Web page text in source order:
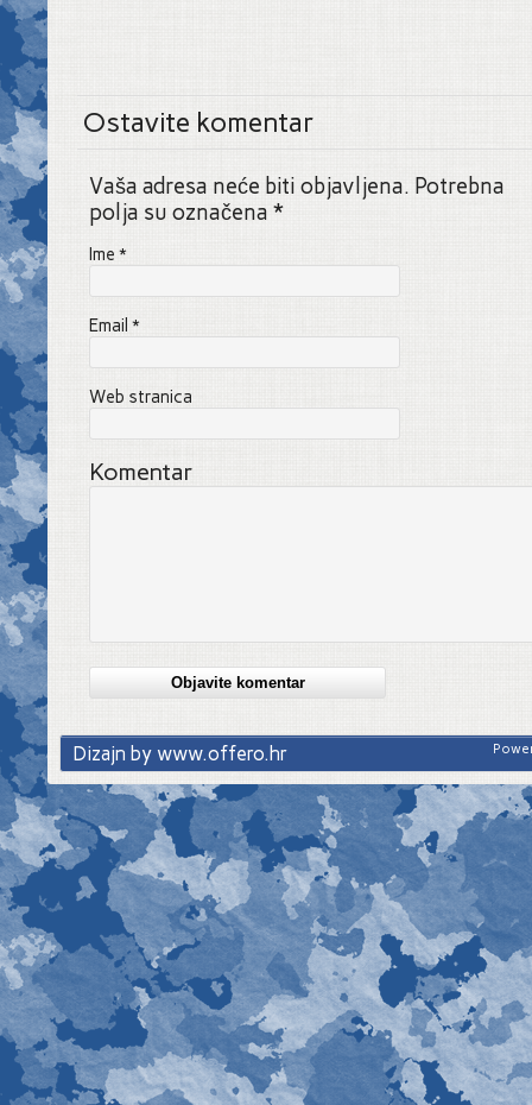
Ostavite komentar
Vaša adresa neće biti objavljena. Potrebna
polja su označena *
Ime *
Email *
Web stranica
Komentar
Dizajn by www.offero.hr